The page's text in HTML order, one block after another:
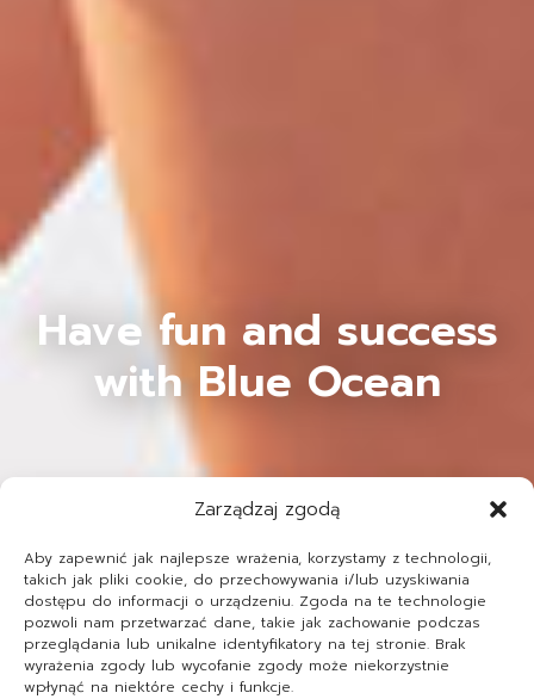
Zarządzaj zgodą
Aby zapewnić jak najlepsze wrażenia, korzystamy z technologii,
takich jak pliki cookie, do przechowywania i/lub uzyskiwania
dostępu do informacji o urządzeniu. Zgoda na te technologie
pozwoli nam przetwarzać dane, takie jak zachowanie podczas
przeglądania lub unikalne identyfikatory na tej stronie. Brak
wyrażenia zgody lub wycofanie zgody może niekorzystnie
wpłynąć na niektóre cechy i funkcje.
Have fun and success
with Blue Ocean